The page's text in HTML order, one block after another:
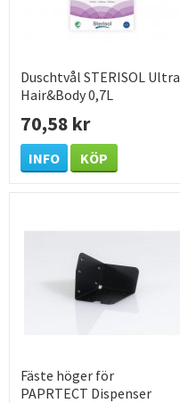
Duschtvål STERISOL Ultra
Hair&Body 0,7L
70,58 kr
INFO KÖP
Fäste höger för
PAPRTECT Dispenser